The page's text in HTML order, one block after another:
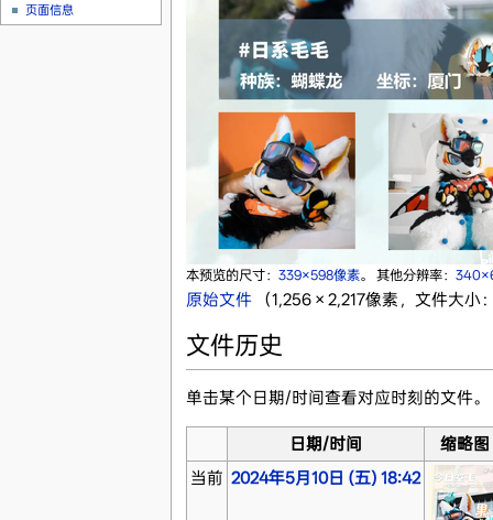
本预览的尺寸： 339×598像素。 其他分辨率：
原始文件‎ （1,256 × 2,217像素，文件大
文件历史
单击某个日期/时间查看对应时刻的文件。
日期/时间
缩略图
当前 2024年5月10日 (五) 18:42
页面信息